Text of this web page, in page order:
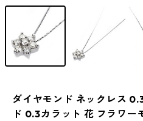
ダイヤモンド ネックレス
ド 0.3カラット 花 フラワー